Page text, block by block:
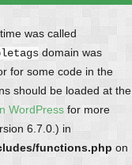
was called
domain was
for some code in the
should be loaded at the
WordPress for more
6.7.0.) in
functions.php on